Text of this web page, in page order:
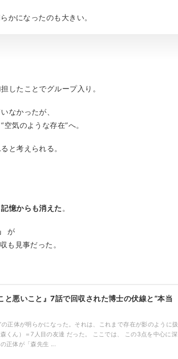
かになったのも大きい。
したことでグループ入り。
なかったが、
気のような存在”へ。
と考えられる。
憶からも消えた。
が
も見事だった。
と悪いこと』7話で回収された博士の伏線と“本当
正体が明らかになった。それは、これまで存在が影のように扱
くん）＝7人目の友達 だった。 ここでは、 この3点を中心に深
正体が「森先生 ...